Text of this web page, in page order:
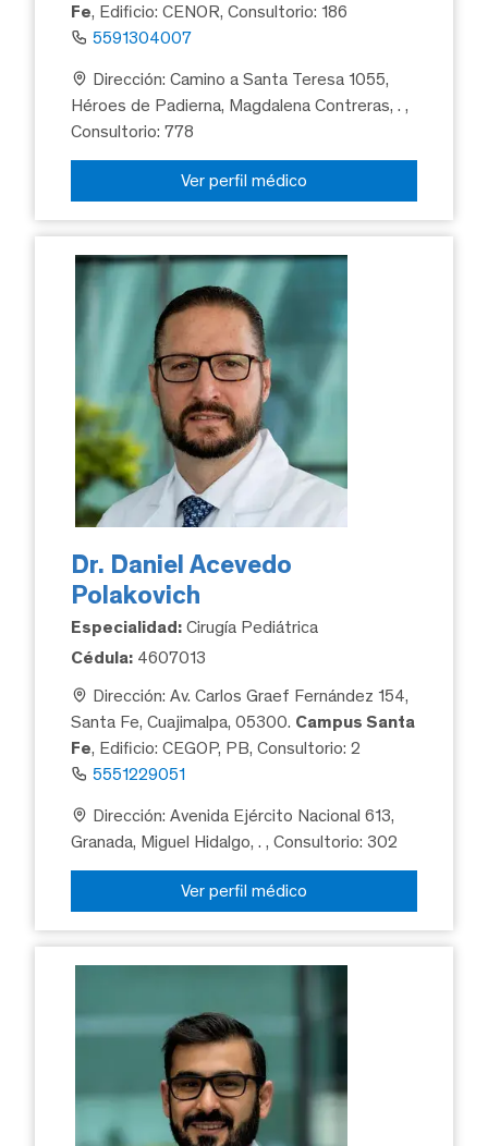
Fe, Edificio: CENOR, Consultorio: 186
5591304007
Dirección: Camino a Santa Teresa 1055,
Héroes de Padierna, Magdalena Contreras, .,
Consultorio: 778
Ver perfil médico
Dr. Daniel Acevedo
Polakovich
Especialidad: Cirugía Pediátrica
Cédula: 4607013
Dirección: Av. Carlos Graef Fernández 154,
Santa Fe, Cuajimalpa, 05300. Campus Santa
Fe, Edificio: CEGOP, PB, Consultorio: 2
5551229051
Dirección: Avenida Ejército Nacional 613,
Granada, Miguel Hidalgo, ., Consultorio: 302
Ver perfil médico